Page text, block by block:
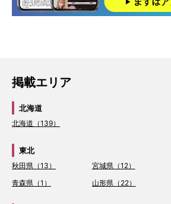
掲載エリア
北海道
北海道（139）
東北
秋田県（13） 宮城県（12）
青森県（1）
山形県（22）